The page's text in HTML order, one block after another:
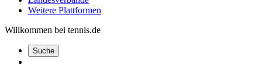
Weitere Plattformen
Willkommen bei tennis.de
Suche